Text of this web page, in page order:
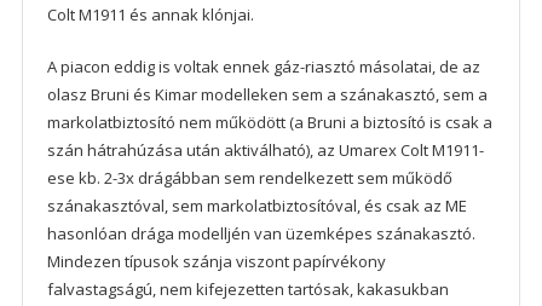
Colt M1911 és annak klónjai.
A piacon eddig is voltak ennek gáz-riasztó másolatai, de az
olasz Bruni és Kimar modelleken sem a szánakasztó, sem a
markolatbiztosító nem működött (a Bruni a biztosító is csak a
szán hátrahúzása után aktiválható), az Umarex Colt M1911-
ese kb. 2-3x drágábban sem rendelkezett sem működő
szánakasztóval, sem markolatbiztosítóval, és csak az ME
hasonlóan drága modelljén van üzemképes szánakasztó.
Mindezen típusok szánja viszont papírvékony
falvastagságú, nem kifejezetten tartósak, kakasukban